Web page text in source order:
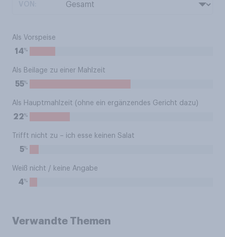
Als Vorspeise
14%
Als Beilage zu einer Mahlzeit
55%
Als Hauptmahlzeit (ohne ein ergänzendes Gericht dazu)
22%
Trifft nicht zu – ich esse keinen Salat
5%
Weiß nicht / keine Angabe
4%
Verwandte Themen